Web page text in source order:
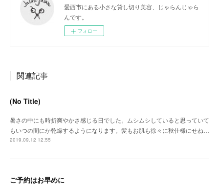
愛西市にある小さな貸し切り美容、じゃらんじゃら
んです。
フォロー
関連記事
(No Title)
暑さの中にも時折爽やかさ感じる日でした。ムシムシしていると思っていて
もいつの間にか乾燥するようになります。髪もお肌も徐々に秋仕様にせね…
2019.09.12 12:55
ご予約はお早めに